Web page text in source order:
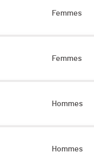
Femmes
Femmes
Hommes
Hommes